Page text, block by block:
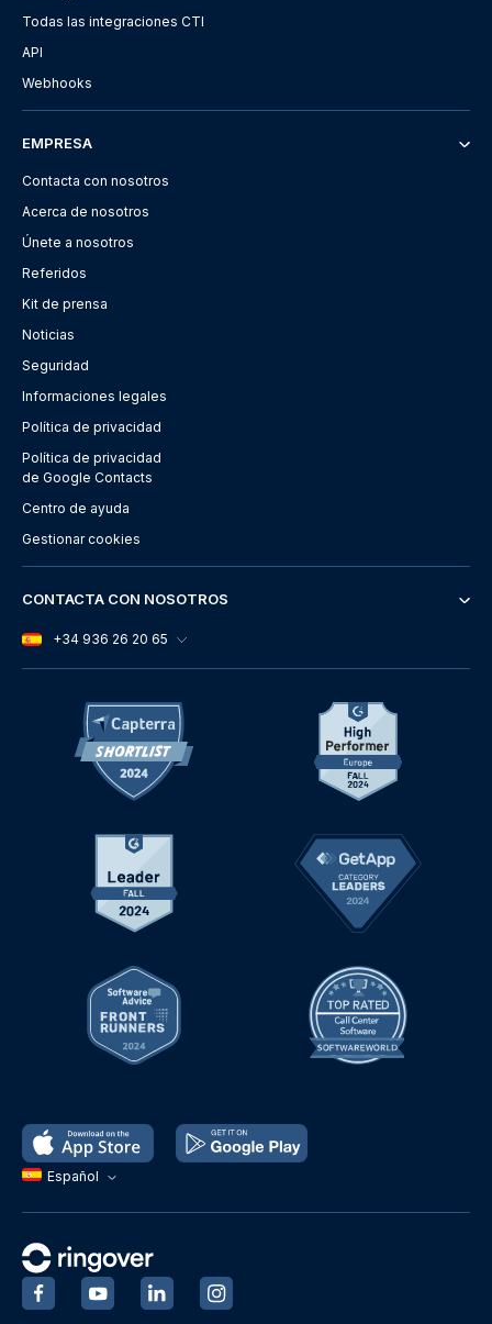
Español
Todas las integraciones CTI
API
Webhooks
EMPRESA
Contacta con nosotros
Acerca de nosotros
Únete a nosotros
Referidos
Kit de prensa
Noticias
Seguridad
Informaciones legales
Política de privacidad
Política de privacidad
de Google Contacts
Centro de ayuda
Gestionar cookies
CONTACTA CON NOSOTROS
+34 936 26 20 65